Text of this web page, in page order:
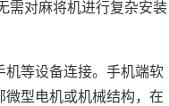
需对麻将机进行复杂安装
等设备连接。手机端软
型电机或机械结构，在